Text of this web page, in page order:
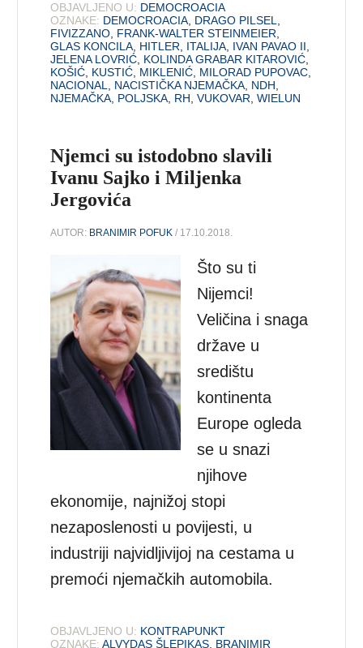
OBJAVLJENO U: DEMOCROACIA
OZNAKE: DEMOCROACIA, DRAGO PILSEL,
FIVIZZANO, FRANK-WALTER STEINMEIER,
GLAS KONCILA, HITLER, ITALIJA, IVAN PAVAO II,
JELENA LOVRIĆ, KOLINDA GRABAR KITAROVIĆ,
KOŠIĆ, KUSTIĆ, MIKLENIĆ, MILORAD PUPOVAC,
NACIONAL, NACISTIČKA NJEMAČKA, NDH,
NJEMAČKA, POLJSKA, RH,VUKOVAR,WIELUN
Njemci su istodobno slavili
Ivanu Sajko i Miljenka
Jergovića
AUTOR: BRANIMIR POFUK / 17.10.2018.
Što su ti
Nijemci!
Veličina i snaga
države u
središtu
kontinenta
Europe ogleda
se u snazi
njihove
ekonomije, najnižoj stopi
nezaposlenosti u povijesti, u
industriji najvidljivijoj na cestama u
premoći njemačkih automobila.
OBJAVLJENO U: KONTRAPUNKT
OZNAKE: ALVYDAS ŠLEPIKAS, BRANIMIR